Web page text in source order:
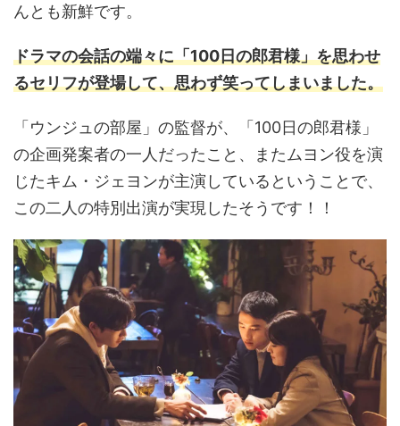
んとも新鮮です。
ドラマの会話の端々に「100日の郎君様」を思わせ
るセリフが登場して、思わず笑ってしまいました。
「ウンジュの部屋」の監督が、「100日の郎君様」
の企画発案者の一人だったこと、またムヨン役を演
じたキム・ジェヨンが主演しているということで、
この二人の特別出演が実現したそうです！！